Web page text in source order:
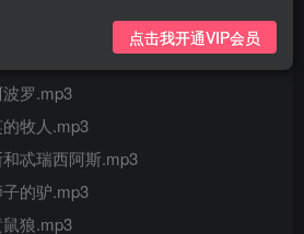
罗.mp3
牧人.mp3
忒瑞西阿斯.mp3
的驴.mp3
狼.mp3
点击我开通VIP会员